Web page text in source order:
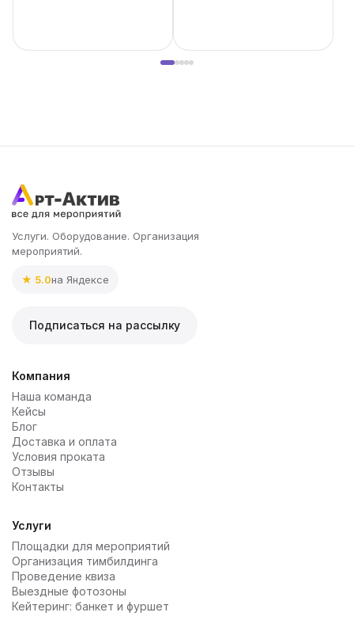
Услуги. Оборудование. Организация
мероприятий.
★ 5.0на Яндексе
Подписаться на рассылку
Компания
Наша команда
Кейсы
Блог
Доставка и оплата
Условия проката
Отзывы
Контакты
Услуги
Площадки для мероприятий
Организация тимбилдинга
Проведение квиза
Выездные фотозоны
Кейтеринг: банкет и фуршет